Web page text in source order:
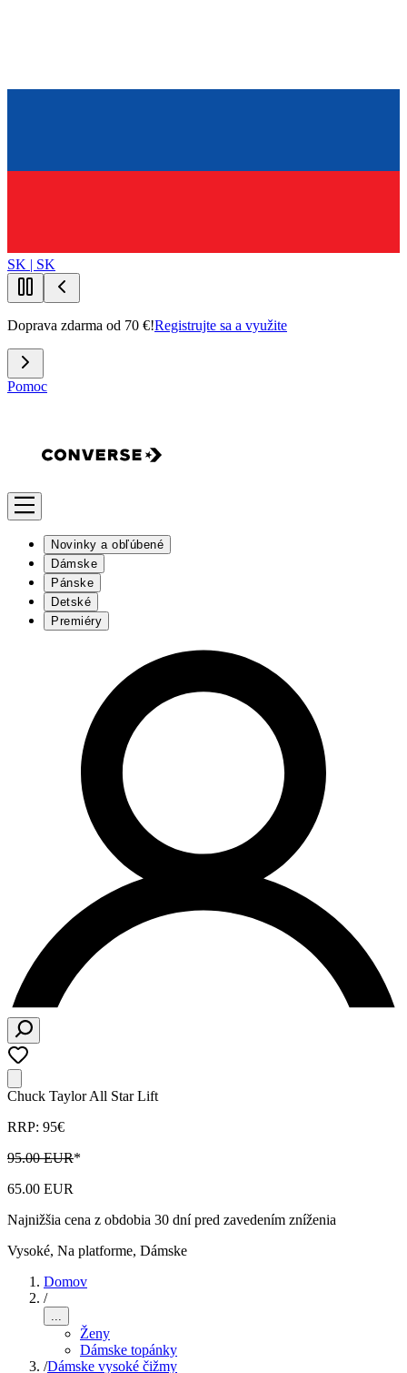
SK | SK
Doprava zdarma od 70 €!Registrujte sa a využite
Pomoc
Novinky a obľúbené
Dámske
Pánske
Detské
Premiéry
Chuck Taylor All Star Lift
RRP: 95€
95.00 EUR*
65.00 EUR
Najnižšia cena z obdobia 30 dní pred zavedením zníženia
Vysoké, Na platforme, Dámske
Domov
/
...
Ženy
Dámske topánky
/Dámske vysoké čižmy